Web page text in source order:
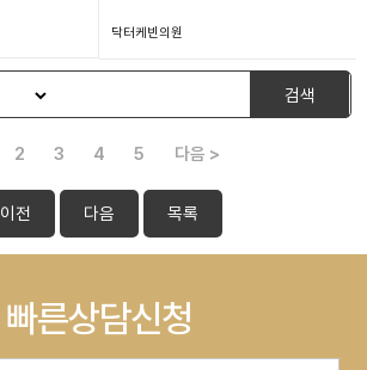
닥터케빈의원
검색
2 3 4 5 다음 >
이전 다음 목록
빠른상담신청